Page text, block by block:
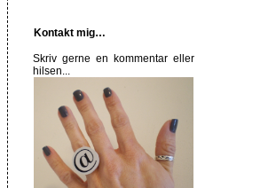
Kontakt mig…
Skriv gerne en kommentar eller
hilsen